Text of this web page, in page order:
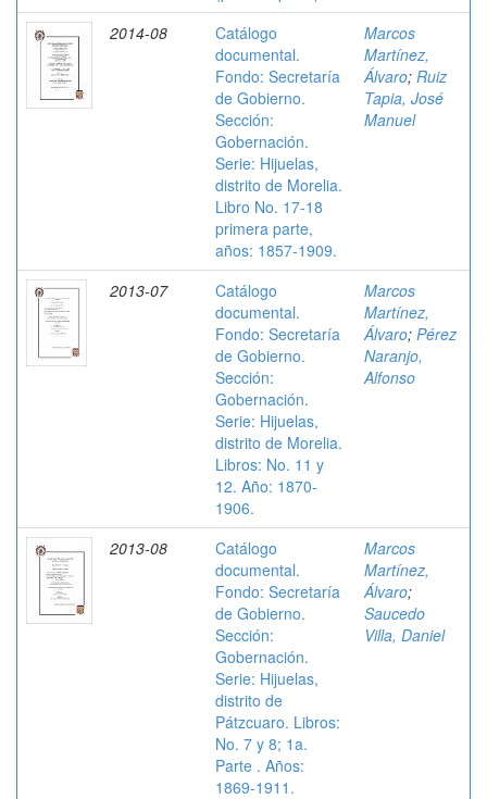
2014-08
Catálogo
documental.
Fondo: Secretaría
de Gobierno.
Sección:
Gobernación.
Serie: Hijuelas,
distrito de Morelia.
Libro No. 17-18
primera parte,
años: 1857-1909.
Marcos
Martínez,
Álvaro; Ruiz
Tapia, José
Manuel
2013-07
Catálogo
documental.
Fondo: Secretaría
de Gobierno.
Sección:
Gobernación.
Serie: Hijuelas,
distrito de Morelia.
Libros: No. 11 y
12. Año: 1870-
1906.
Marcos
Martínez,
Álvaro; Pérez
Naranjo,
Alfonso
2013-08
Catálogo
documental.
Fondo: Secretaría
de Gobierno.
Sección:
Gobernación.
Serie: Hijuelas,
distrito de
Pátzcuaro. Libros:
No. 7 y 8; 1a.
Parte . Años:
1869-1911.
Marcos
Martínez,
Álvaro;
Saucedo
Villa, Daniel